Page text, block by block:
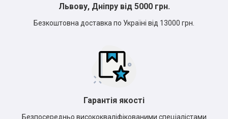
Львову, Дніпру від 5000 грн.
Безкоштовна доставка по Україні від 13000 грн.
Гарантія якості
Безпосередньо висококваліфікованими спеціалістами